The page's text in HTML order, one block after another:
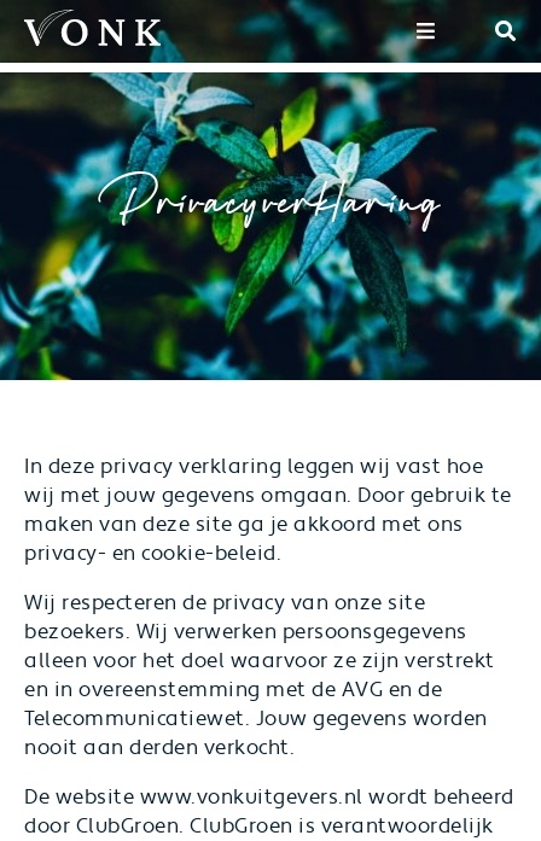
Privacyverklaring
In deze privacy verklaring leggen wij vast hoe
wij met jouw gegevens omgaan. Door gebruik te
maken van deze site ga je akkoord met ons
privacy- en cookie-beleid.
Wij respecteren de privacy van onze site
bezoekers. Wij verwerken persoonsgegevens
alleen voor het doel waarvoor ze zijn verstrekt
en in overeenstemming met de AVG en de
Telecommunicatiewet. Jouw gegevens worden
nooit aan derden verkocht.
De website www.vonkuitgevers.nl wordt beheerd
door ClubGroen. ClubGroen is verantwoordelijk